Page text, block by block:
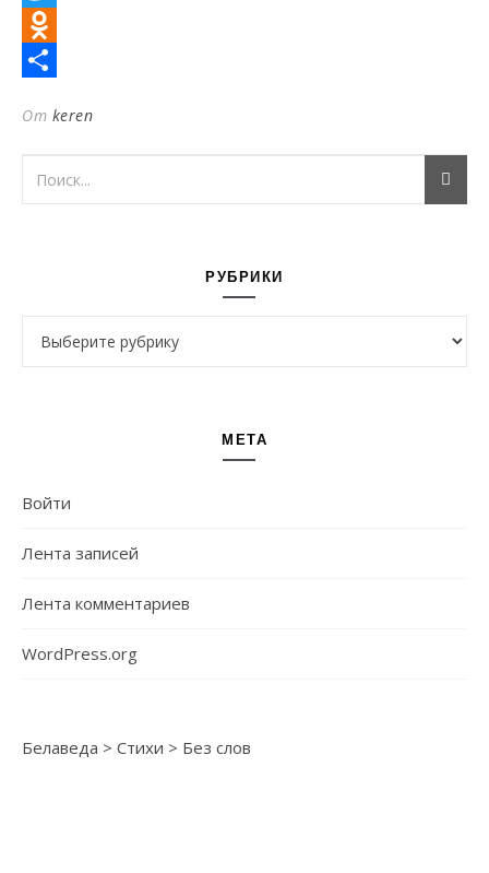
Twitter
Odnoklassniki
От keren
РУБРИКИ
МЕТА
Войти
Лента записей
Лента комментариев
WordPress.org
Белаведа > Стихи > Без слов